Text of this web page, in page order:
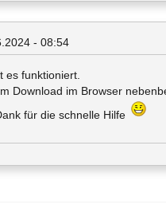
- 08:54
es funktioniert.
Download im Browser
für die schnelle Hilfe